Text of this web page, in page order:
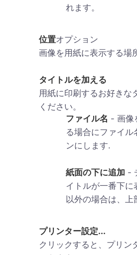
れます。
位置オプション
画像を用紙に表示する場
タイトルを加える
用紙に印刷するお好きな
ください。
ファイル名 - 画像
る場合にファイル
ンにします.
紙面の下に追加 -
イトルが一番下に
以外の場合は、上
プリンター設定...
クリックすると、プリン